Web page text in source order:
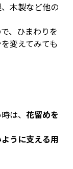
木製など他の
、ひまわりを
変えてみても
は、 花留めを
うに支える用